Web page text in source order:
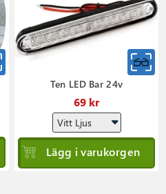
Ten LED Bar 24v
69 kr
Lägg i varukorgen